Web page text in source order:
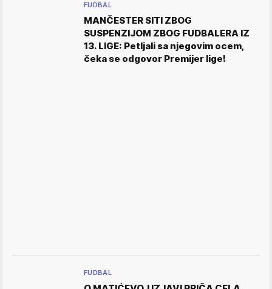
FUDBAL
MANČESTER SITI ZBOG
SUSPENZIJOM ZBOG FUDBALERA IZ
13. LIGE: Petljali sa njegovim ocem,
čeka se odgovor Premijer lige!
FUDBAL